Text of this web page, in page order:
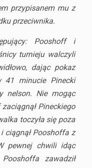
przypisanem mu z
przeciwnika.
Pooshoff i
turnieju walczyli
dając pokaz
41 minucie Pinecki
nelson. Nie mogąc
Pineckiego
toczyła się poza
ciągnął Pooshoffa z
pewnej chwili idąc
zawadził